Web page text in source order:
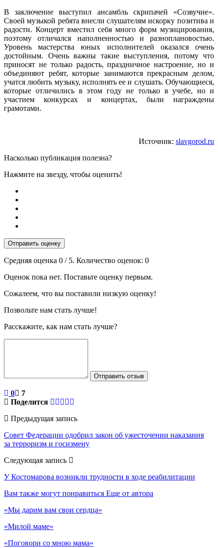
В заключение выступил ансамбль скрипачей «Созвучие».
Своей музыкой ребята внесли слушателям искорку позитива и
радости. Концерт вместил себя много форм музицирования,
поэтому отличался наполненностью и разноплановостью.
Уровень мастерства юных исполнителей оказался очень
достойным. Очень важны такие выступления, потому что
приносят не только радость, праздничное настроение, но и
объединяют ребят, которые занимаются прекрасным делом,
учатся любить музыку, исполнять ее и слушать. Обучающиеся,
которые отличились в этом году не только в учебе, но и
участием конкурсах и концертах, были награждены
грамотами.
Источник: slavgorod.ru
Насколько публикация полезна?
Нажмите на звезду, чтобы оценить!
Отправить оценку
Средняя оценка 0 / 5. Количество оценок: 0
Оценок пока нет. Поставьте оценку первым.
Сожалеем, что вы поставили низкую оценку!
Позвольте нам стать лучше!
Расскажите, как нам стать лучше?
Отправить отзыв
0
7
Поделится
Предыдущая запись
Совет Федерации одобрил закон об ужесточении наказания
за терроризм и госизмену
Следующая запись
У Костомарова возникли трудности в ходе реабилитации
Вам также могут понравиться Еще от автора
«Мы дарим вам свои сердца»
«Милой маме»
«Поговори со мною мама»